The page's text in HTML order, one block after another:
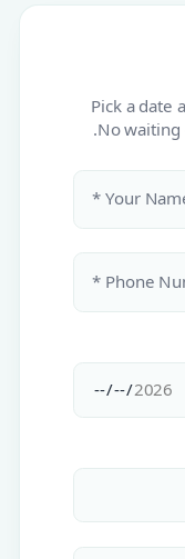
Pick a date
No
Your Name
Phone